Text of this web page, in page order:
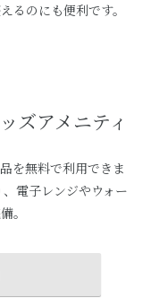
るのにも便利です。
ズアメニティ
を無料で利用できま
電子レンジやウォー
。